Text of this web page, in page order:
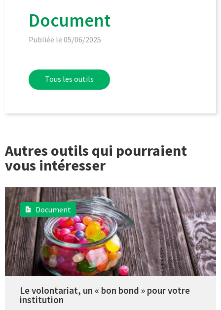
Document
Publiée le 05/06/2025
Tous les outils
Autres outils qui pourraient
vous intéresser
Document
Le volontariat, un « bon bond » pour votre
institution